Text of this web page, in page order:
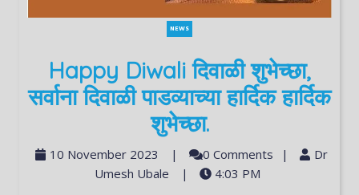
NEWS
Happy Diwali दिवाळी शुभेच्छा,
सर्वाना दिवाळी पाडव्याच्या हार्दिक हार्दिक
शुभेच्छा.
10 November 2023 | 0 Comments |
Dr
Umesh Ubale
| 4:03 PM